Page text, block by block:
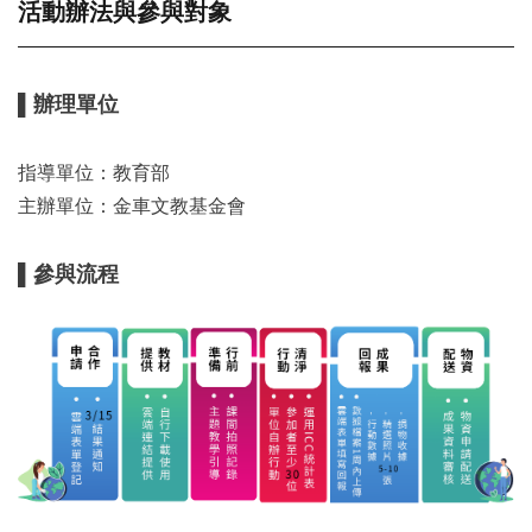
活動辦法與參與對象
▌辦理單位
指導單位：教育部
主辦單位：金車文教基金會
▌參與流程